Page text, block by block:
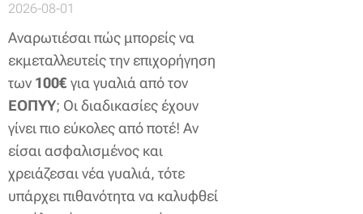
2026-08-01
Αναρωτιέσαι πώς μπορείς να
εκμεταλλευτείς την επιχορήγηση
των 100€για γυαλιά από τον
ΕΟΠΥΥ; Οι διαδικασίες έχουν
γίνει πιο εύκολες από ποτέ! Αν
είσαι ασφαλισμένος και
χρειάζεσαι νέα γυαλιά, τότε
υπάρχει πιθανότητα να καλυφθεί